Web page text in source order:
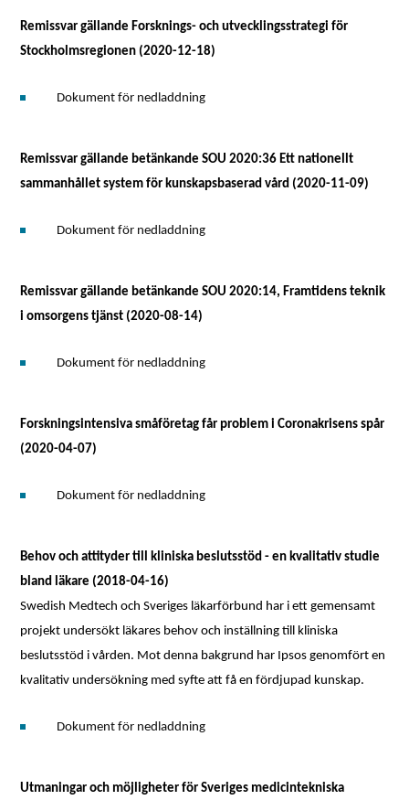
Remissvar gällande Forsknings- och utvecklingsstrategi för
Stockholmsregionen (2020-12-18)
Dokument för nedladdning
Remissvar gällande betänkande SOU 2020:36 Ett nationellt
sammanhållet system för kunskapsbaserad vård (2020-11-09)
Dokument för nedladdning
Remissvar gällande betänkande SOU 2020:14, Framtidens teknik
i omsorgens tjänst (2020-08-14)
Dokument för nedladdning
Forskningsintensiva småföretag får problem i Coronakrisens spår
(2020-04-07)
Dokument för nedladdning
Behov och attityder till kliniska beslutsstöd - en kvalitativ studie
bland läkare (2018-04-16)
Swedish Medtech och Sveriges läkarförbund har i ett gemensamt
projekt undersökt läkares behov och inställning till kliniska
beslutsstöd i vården. Mot denna bakgrund har Ipsos genomfört en
kvalitativ undersökning med syfte att få en fördjupad kunskap.
Dokument för nedladdning
Utmaningar och möjligheter för Sveriges medicintekniska